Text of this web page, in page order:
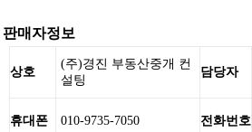
판매자정보
상호
(주)경진 부동산중개 컨
설팅
담당자
휴대폰 010-9735-7050 전화번호